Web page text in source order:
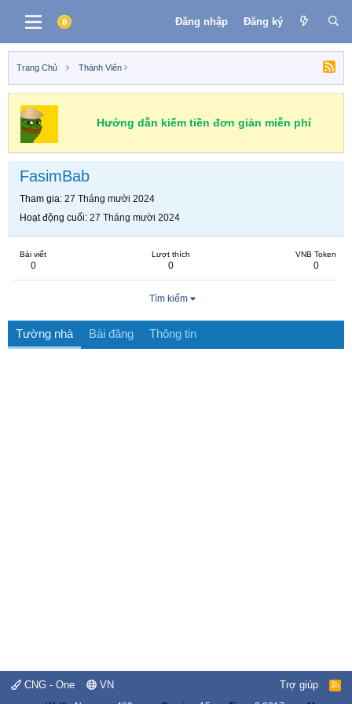
Đăng nhập Đăng ký
Trang Chủ Thành Viên
Hướng dẫn kiếm tiền đơn giản miễn phí
FasimBab
Tham gia 27 Tháng mười 2024
Hoạt động cuối 27 Tháng mười 2024
Bài viết
0
Lượt thích
0
VNB Token
0
Tìm kiếm
Tường nhà Bài đăng Thông tin
CNG - One VN Trợ giúp
R